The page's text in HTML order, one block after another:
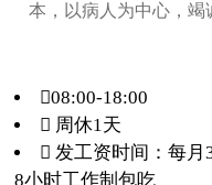
本，以病人为中心，竭
08:00-18:00
 周休1天
 发工资时间：每月
8小时工作制 包吃